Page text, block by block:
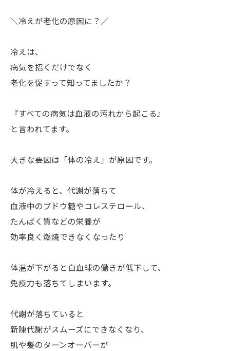
＼冷えが老化の原因に？／
冷えは、
病気を招くだけでなく
老化を促すって知ってましたか？
『すべての病気は血液の汚れから起こる』
と言われてます。
大きな要因は「体の冷え」が原因です。
体が冷えると、代謝が落ちて
血液中のブドウ糖やコレステロール、
たんぱく質などの栄養が
効率良く燃焼できなくなったり
体温が下がると白血球の働きが低下して、
免疫力も落ちてしまいます。
代謝が落ちていると
新陳代謝がスムーズにできなくなり、
肌や髪のターンオーバーが